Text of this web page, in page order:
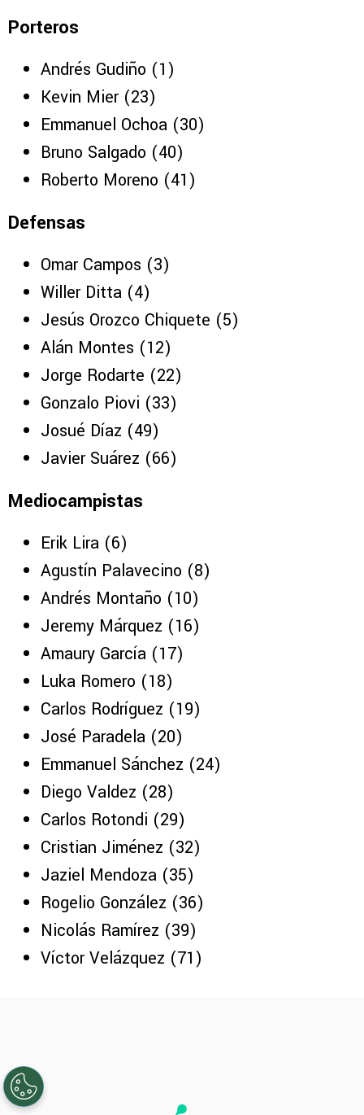
Lista oficial de Cruz Azul para toda la
Leagues Cup
Porteros
Andrés Gudiño (1)
Kevin Mier (23)
Bruno Salgado (40)
Roberto Moreno (41)
Defensas
Omar Campos (3)
Willer Ditta (4)
Jesús Orozco Chiquete (5)
Alán Montes (12)
Jorge Rodarte (22)
Josué Díaz (49)
Javier Suárez (66)
Mediocampistas
Erik Lira (6)
Agustín Palavecino (8)
Andrés Montaño (10)
Jeremy Márquez (16)
Amaury García (17)
Luka Romero (18)
Carlos Rodríguez (19)
José Paradela (20)
Emmanuel Sánchez (24)
Diego Valdez (28)
Carlos Rotondi (29)
Cristian Jiménez (32)
Jaziel Mendoza (35)